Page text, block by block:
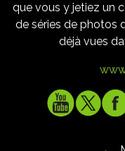
que vous y jetiez un
de séries de photos
déjà vues